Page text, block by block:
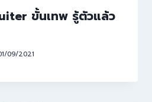
ขั้นเทพ รู้ตัวแล้ว
09/2021